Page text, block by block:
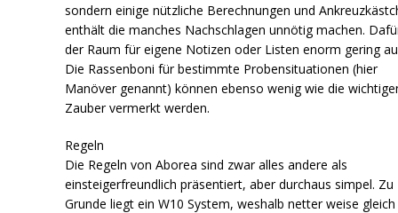
sondern einige nützliche Berechnungen und
enthält die manches Nachschlagen unnötig machen.
der Raum für eigene Notizen oder Listen enorm gering
Die Rassenboni für bestimmte Probensituationen (hier
Manöver genannt) können ebenso wenig wie die
Zauber vermerkt werden.
Regeln
Die Regeln von Aborea sind zwar alles andere als
einsteigerfreundlich präsentiert, aber durchaus simpel. Zu
Grunde liegt ein W10 System, weshalb netter weise